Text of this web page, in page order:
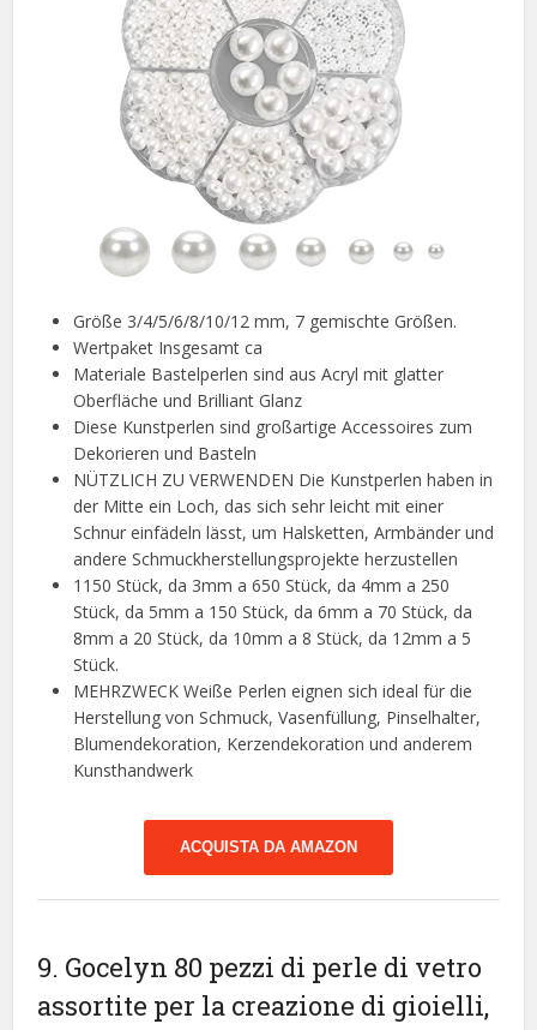
Größe 3/4/5/6/8/10/12 mm, 7 gemischte Größen.
Wertpaket Insgesamt ca
Materiale Bastelperlen sind aus Acryl mit glatter
Oberfläche und Brilliant Glanz
Diese Kunstperlen sind großartige Accessoires zum
Dekorieren und Basteln
NÜTZLICH ZU VERWENDEN Die Kunstperlen haben in
der Mitte ein Loch, das sich sehr leicht mit einer
Schnur einfädeln lässt, um Halsketten, Armbänder und
andere Schmuckherstellungsprojekte herzustellen
1150 Stück, da 3mm a 650 Stück, da 4mm a 250
Stück, da 5mm a 150 Stück, da 6mm a 70 Stück, da
8mm a 20 Stück, da 10mm a 8 Stück, da 12mm a 5
Stück.
MEHRZWECK Weiße Perlen eignen sich ideal für die
Herstellung von Schmuck, Vasenfüllung, Pinselhalter,
Blumendekoration, Kerzendekoration und anderem
Kunsthandwerk
ACQUISTA DA AMAZON
9. Gocelyn 80 pezzi di perle di vetro
assortite per la creazione di gioielli,